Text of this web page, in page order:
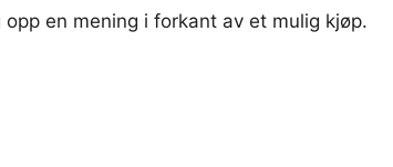
en mening i forkant av et mulig kjøp.